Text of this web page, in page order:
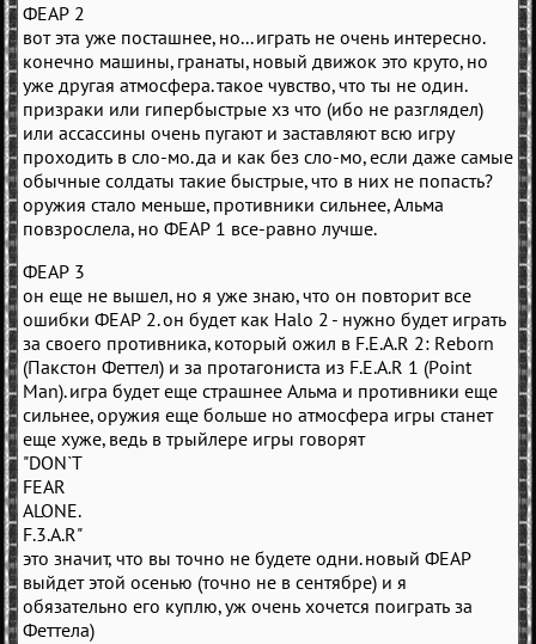
ФЕАР 2
вот эта уже посташнее, но... играть не очень интересно.
конечно машины, гранаты, новый движок это круто, но
уже другая атмосфера. такое чувство, что ты не один.
призраки или гипербыстрые хз что (ибо не разглядел)
или ассассины очень пугают и заставляют всю игру
проходить в сло-мо. да и как без сло-мо, если даже самые
обычные солдаты такие быстрые, что в них не попасть?
оружия стало меньше, противники сильнее, Альма
повзрослела, но ФЕАР 1 все-равно лучше.
ФЕАР 3
он еще не вышел, но я уже знаю, что он повторит все
ошибки ФЕАР 2. он будет как Halo 2 - нужно будет играть
за своего противника, который ожил в F.E.A.R 2: Reborn
(Пакстон Феттел) и за протагониста из F.E.A.R 1 (Point
Man). игра будет еще страшнее Альма и противники еще
сильнее, оружия еще больше но атмосфера игры станет
еще хуже, ведь в трыйлере игры говорят
"DON`T
FEAR
ALONE.
F.3.A.R"
это значит, что вы точно не будете одни. новый ФЕАР
выйдет этой осенью (точно не в сентябре) и я
обязательно его куплю, уж очень хочется поиграть за
Феттела)